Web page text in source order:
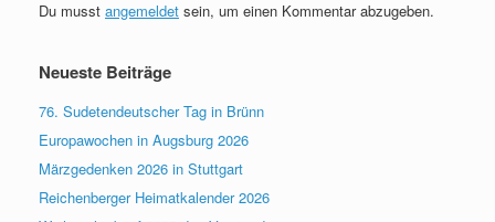
Du musst angemeldet sein, um einen Kommentar abzugeben.
Neueste Beiträge
76. Sudetendeutscher Tag in Brünn
Europawochen in Augsburg 2026
Märzgedenken 2026 in Stuttgart
Reichenberger Heimatkalender 2026